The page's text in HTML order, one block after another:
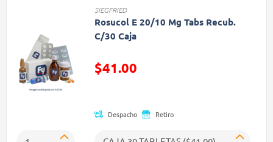
SIEGFRIED
Rosucol E 20/10 Mg Tabs Recub.
C/30 Caja
$41.00
Despacho Retiro